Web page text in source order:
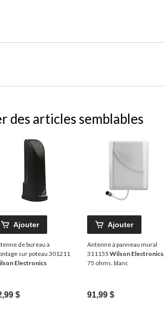
des articles semblables
Ajouter
de bureau à
sur poteau 301211
Electronics
$
Ajouter
Antenne à panneau mural
311155 Wilson Electronics
75 ohms, blanc
91,99 $